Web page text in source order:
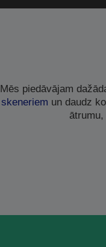
Mēs piedāvājam
skeneriem un daudz